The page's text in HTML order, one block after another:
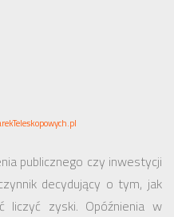
publicznego czy inwestycji
decydujący o tym, jak
liczyć zyski. Opóźnienia w